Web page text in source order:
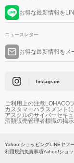
お得な最新情報を
ニュースレター
お得な最新情報をメ
Instagram
ご利用上の注意LOHACO
カスタマーハラスメント
アスクルのサイバーセキ
酒類販売管理者標識の掲示
Yahoo!ショッピングLINEヤフ
利用規約免責事項Yahoo!ショ